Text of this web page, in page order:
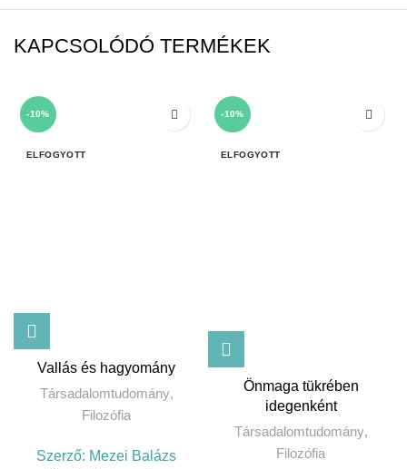
KAPCSOLÓDÓ TERMÉKEK
-10%
ELFOGYOTT
Vallás és hagyomány
Társadalomtudomány,
Filozófia
Szerző: Mezei Balázs
-10%
ELFOGYOTT
Önmaga tükrében
idegenként
Társadalomtudomány,
Filozófia